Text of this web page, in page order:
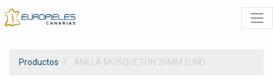
Productos ANILLA MOSQUETON 20MM 2UND